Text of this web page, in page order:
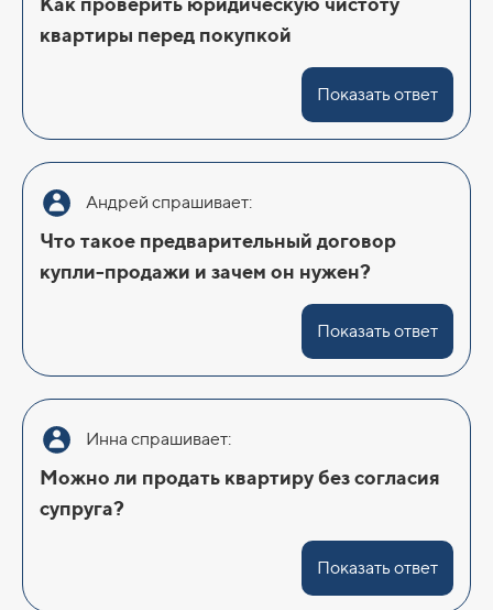
квартиры перед покупкой
Показать ответ
Андрей спрашивает:
Что такое предварительный договор
купли-продажи и зачем он нужен?
Показать ответ
Инна спрашивает:
Можно ли продать квартиру без согласия
супруга?
Показать ответ